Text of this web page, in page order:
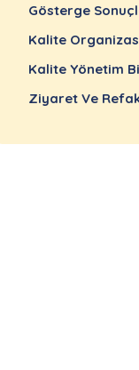
Gösterge
Kalite
Kalite Yönetim
Ziyaret Ve